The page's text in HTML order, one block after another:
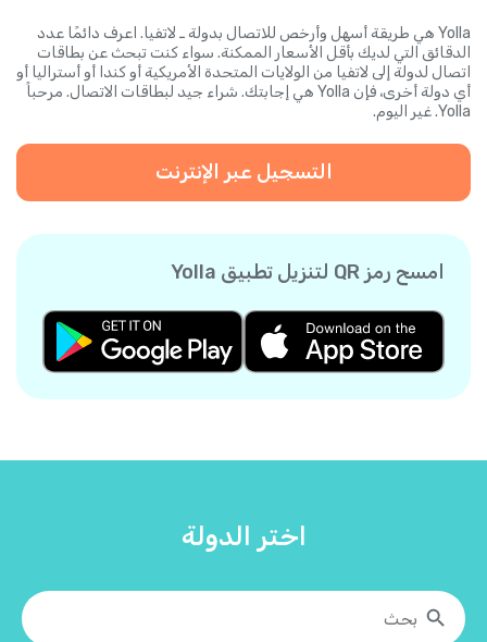
Yolla هي طريقة أسهل وأرخص للاتصال بدولة ـ لاتفيا. اعرف دائمًا عدد
الدقائق التي لديك بأقل الأسعار الممكنة. سواء كنت تبحث عن بطاقات
اتصال لدولة إلى لاتفيا من الولايات المتحدة الأمريكية أو كندا أو أستراليا أو
أي دولة أخرى، فإن Yolla هي إجابتك. شراء جيد لبطاقات الاتصال. مرحباً
Yolla. غير اليوم.
التسجيل عبر الإنترنت
امسح رمز QR لتنزيل تطبيق Yolla
اختر الدولة